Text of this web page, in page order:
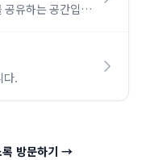
공유하는 공간입니
다.
방문하기 →